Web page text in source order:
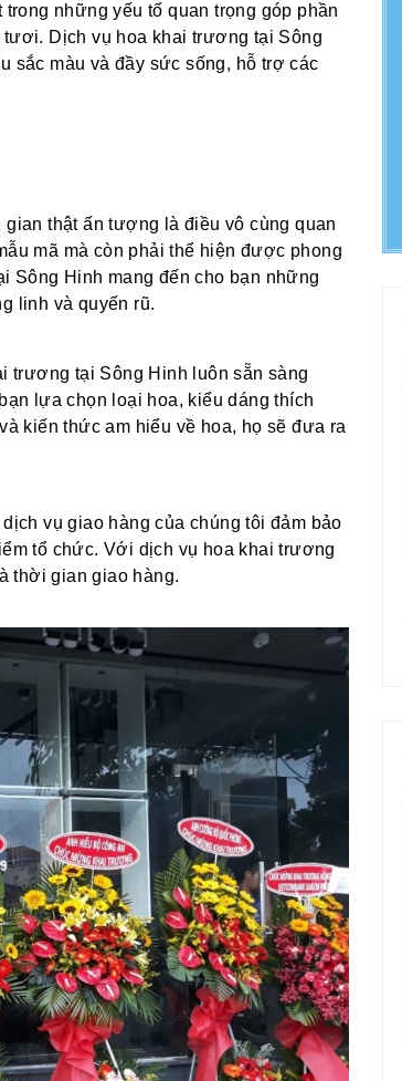
những yếu tố quan trọng góp phần
Dịch vụ hoa khai trương tại Sông
sắc màu và đầy sức sống, hỗ trợ các
thật ấn tượng là điều vô cùng quan
mã mà còn phải thể hiện được phong
Sông Hinh mang đến cho bạn những
linh và quyến rũ.
trương tại Sông Hinh luôn sẵn sàng
lựa chọn loại hoa, kiểu dáng thích
kiến thức am hiểu về hoa, họ sẽ đưa ra
vụ giao hàng của chúng tôi đảm bảo
tổ chức. Với dịch vụ hoa khai trương
thời gian giao hàng.